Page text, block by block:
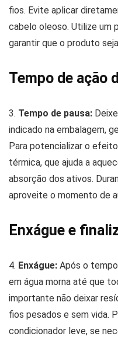
fios. Evite aplicar
cabelo oleoso. Utilize um
garantir que o produto
Tempo de ação
3. Tempo de pausa:
indicado na embalagem,
Para potencializar o
térmica, que ajuda a
absorção dos ativos.
aproveite o momento de
Enxágue e
4. Enxágue: Após o
em água morna até que
importante não deixar
fios pesados e sem vida.
condicionador leve, se